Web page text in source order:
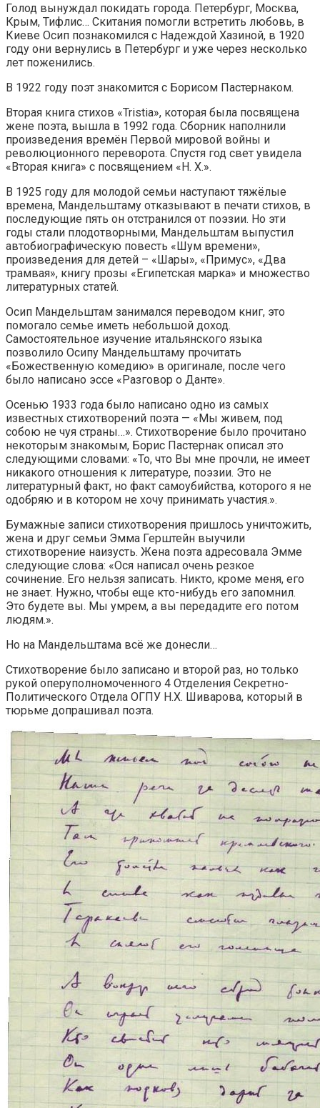
Голод вынуждал покидать города. Петербург, Москва,
Крым, Тифлис… Скитания помогли встретить любовь, в
Киеве Осип познакомился с Надеждой Хазиной, в 1920
году они вернулись в Петербург и уже через несколько
лет поженились.
В 1922 году поэт знакомится с Борисом Пастернаком.
Вторая книга стихов «Tristia», которая была посвящена
жене поэта, вышла в 1992 года. Сборник наполнили
произведения времён Первой мировой войны и
революционного переворота. Спустя год свет увидела
«Вторая книга» с посвящением «Н. Х.».
В 1925 году для молодой семьи наступают тяжёлые
времена, Мандельштаму отказывают в печати стихов, в
последующие пять он отстранился от поэзии. Но эти
годы стали плодотворными, Мандельштам выпустил
автобиографическую повесть «Шум времени»,
произведения для детей – «Шары», «Примус», «Два
трамвая», книгу прозы «Египетская марка» и множество
литературных статей.
Осип Мандельштам занимался переводом книг, это
помогало семье иметь небольшой доход.
Самостоятельное изучение итальянского языка
позволило Осипу Мандельштаму прочитать
«Божественную комедию» в оригинале, после чего
было написано эссе «Разговор о Данте».
Осенью 1933 года было написано одно из самых
известных стихотворений поэта — «Мы живем, под
собою не чуя страны…». Стихотворение было прочитано
некоторым знакомым, Борис Пастернак описал это
следующими словами: «То, что Вы мне прочли, не имеет
никакого отношения к литературе, поэзии. Это не
литературный факт, но факт самоубийства, которого я не
одобряю и в котором не хочу принимать участия.».
Бумажные записи стихотворения пришлось уничтожить,
жена и друг семьи Эмма Герштейн выучили
стихотворение наизусть. Жена поэта адресовала Эмме
следующие слова: «Ося написал очень резкое
сочинение. Его нельзя записать. Никто, кроме меня, его
не знает. Нужно, чтобы еще кто-нибудь его запомнил.
Это будете вы. Мы умрем, а вы передадите его потом
людям.».
Но на Мандельштама всё же донесли…
Стихотворение было записано и второй раз, но только
рукой оперуполномоченного 4 Отделения Секретно-
Политического Отдела ОГПУ Н.Х. Шиварова, который в
тюрьме допрашивал поэта.